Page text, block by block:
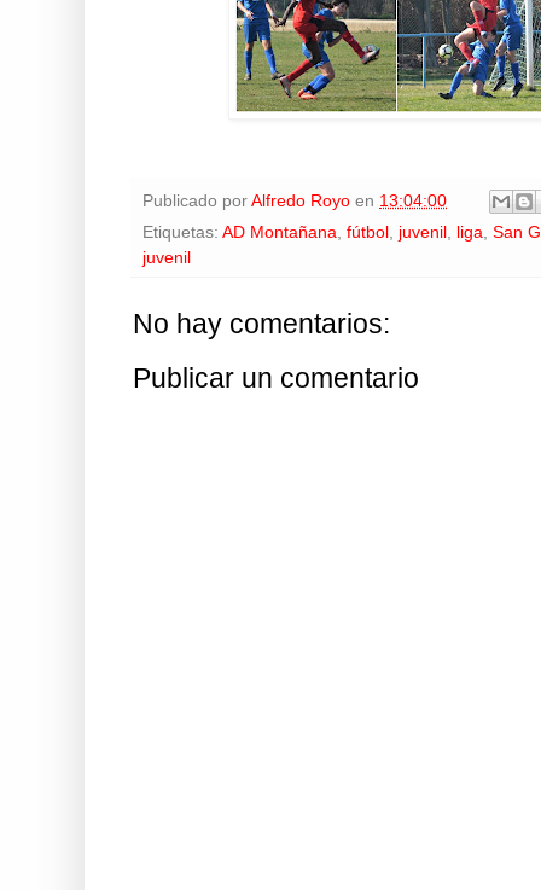
Publicado por Alfredo Royo en 13:04:00
Etiquetas: AD Montañana, fútbol , juvenil , liga, San
juvenil
No hay comentarios:
Publicar un comentario